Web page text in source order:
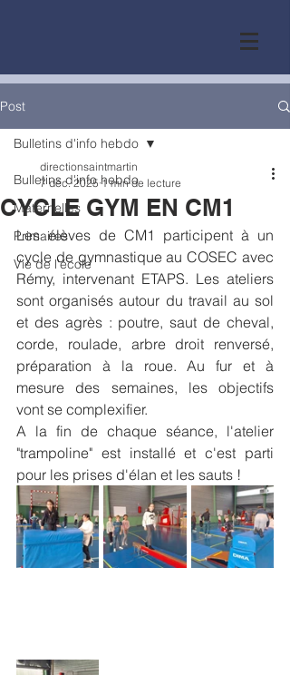
Post
Bulletins d'info hebdo
Maternelles
Primaires
Vie de l'école
Bulletins d'info hebdo
CYCLE GYM EN CM1
directionsaintmartin
7 déc. 2025 1 min de lecture
Les élèves de CM1 participent à un
cycle de gymnastique au COSEC avec
Rémy, intervenant ETAPS. Les ateliers
sont organisés autour du travail au sol
et des agrès : poutre, saut de cheval,
corde, roulade, arbre droit renversé,
préparation à la roue. Au fur et à
mesure des semaines, les objectifs
vont se complexifier.
A la fin de chaque séance, l'atelier
"trampoline" est installé et c'est parti
pour les prises d'élan et les sauts !